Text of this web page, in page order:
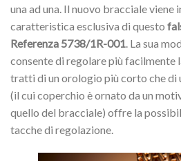
una ad una. Il nuovo bracciale
caratteristica esclusiva di questo
Referenza 5738/1R-001. La sua
consente di regolare più facilmente
tratti di un orologio più corto che di
(il cui coperchio è ornato da un
quello del bracciale) offre la
tacche di regolazione.